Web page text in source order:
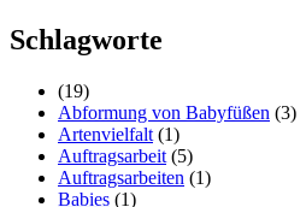
Schlagworte
(19)
Abformung von Babyfüßen (3)
Artenvielfalt (1)
Auftragsarbeit (5)
Auftragsarbeiten (1)
Babies (1)